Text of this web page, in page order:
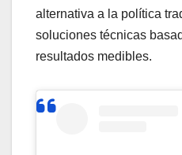
alternativa a la política
soluciones técnicas
resultados medibles.